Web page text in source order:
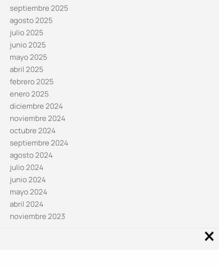
septiembre 2025
agosto 2025
julio 2025
junio 2025
mayo 2025
abril 2025
febrero 2025
enero 2025
diciembre 2024
noviembre 2024
octubre 2024
septiembre 2024
agosto 2024
julio 2024
junio 2024
mayo 2024
abril 2024
noviembre 2023